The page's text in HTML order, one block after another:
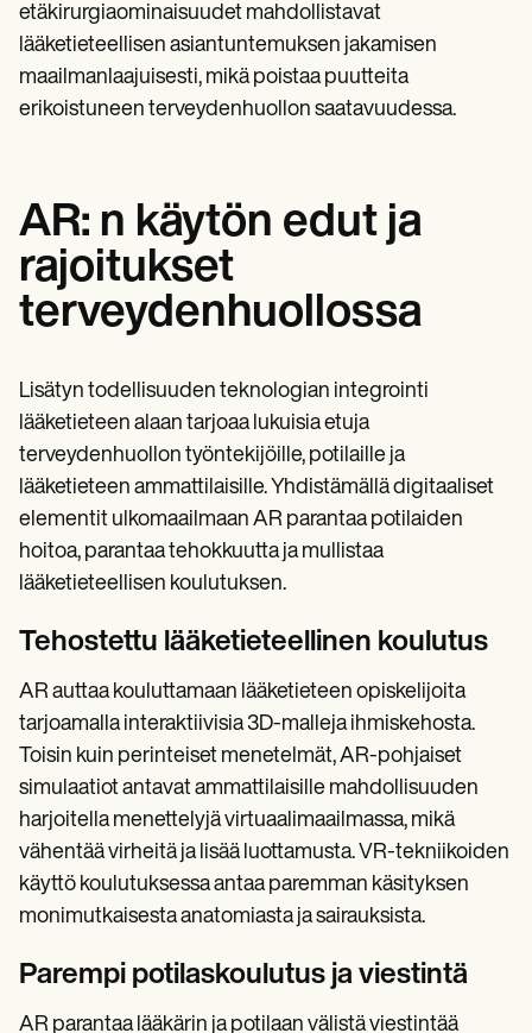
etäkirurgiaominaisuudet mahdollistavat
lääketieteellisen asiantuntemuksen jakamisen
maailmanlaajuisesti, mikä poistaa puutteita
erikoistuneen terveydenhuollon saatavuudessa.
AR: n käytön edut ja
rajoitukset
terveydenhuollossa
Lisätyn todellisuuden teknologian integrointi
lääketieteen alaan tarjoaa lukuisia etuja
terveydenhuollon työntekijöille, potilaille ja
lääketieteen ammattilaisille. Yhdistämällä digitaaliset
elementit ulkomaailmaan AR parantaa potilaiden
hoitoa, parantaa tehokkuutta ja mullistaa
lääketieteellisen koulutuksen.
Tehostettu lääketieteellinen koulutus
AR auttaa kouluttamaan lääketieteen opiskelijoita
tarjoamalla interaktiivisia 3D-malleja ihmiskehosta.
Toisin kuin perinteiset menetelmät, AR-pohjaiset
simulaatiot antavat ammattilaisille mahdollisuuden
harjoitella menettelyjä virtuaalimaailmassa, mikä
vähentää virheitä ja lisää luottamusta. VR-tekniikoiden
käyttö koulutuksessa antaa paremman käsityksen
monimutkaisesta anatomiasta ja sairauksista.
Parempi potilaskoulutus ja viestintä
AR parantaa lääkärin ja potilaan välistä viestintää